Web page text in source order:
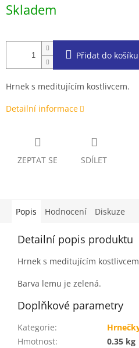
cena:
Skladem
Přidat do košíku
Hrnek s meditujícím kostlivcem.
Detailní informace
ZEPTAT SE SDÍLET
Popis Hodnocení Diskuze
Detailní popis produktu
Hrnek s meditujícím
Barva lemu je zelená.
Doplňkové parametry
Kategorie:
Hmotnost:
0.35 kg